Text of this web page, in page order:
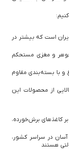
است که بیشتر در
و مغزی مستحکم
عرض‌های متنوع و با بسته‌بندی مقاوم
از محصولات این
کاغذهای برش‌خورده،
در سراسر کشور،
هستند